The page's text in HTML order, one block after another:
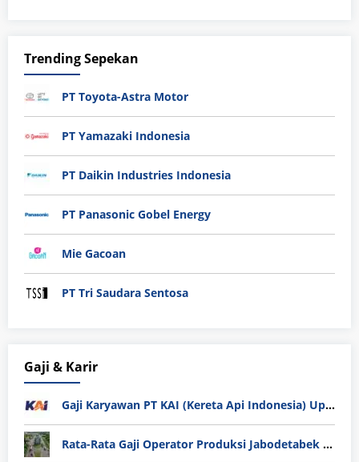
Trending Sepekan
PT Toyota-Astra Motor
PT Yamazaki Indonesia
PT Daikin Industries Indonesia
PT Panasonic Gobel Energy
Mie Gacoan
PT Tri Saudara Sentosa
Gaji & Karir
Gaji Karyawan PT KAI (Kereta Api Indonesia) Update 2025
Rata-Rata Gaji Operator Produksi Jabodetabek 2025: Bedah Tuntas UMK, Lemburan, dan Realita Hidup Buruh